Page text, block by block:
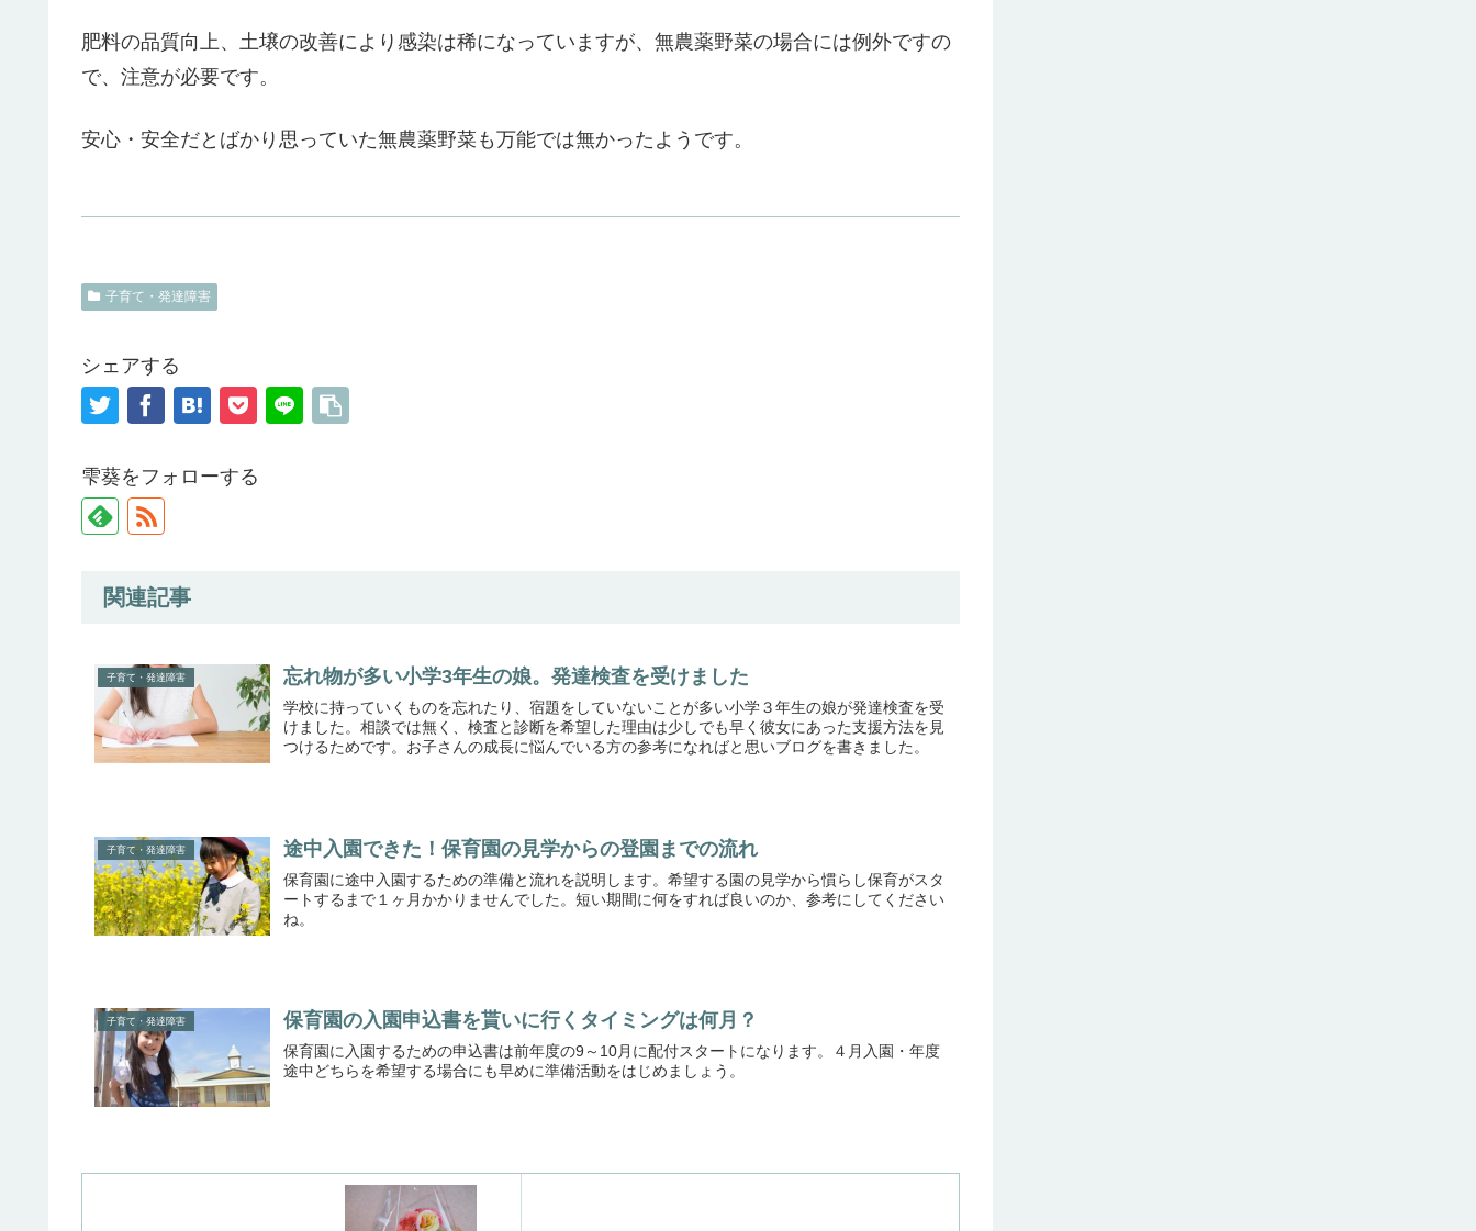
肥料の品質向上、土壌の改善により感染は稀になっていますが、無農薬野菜の場合には例外ですの
で、注意が必要です。
安心・安全だとばかり思っていた無農薬野菜も万能では無かったようです。
子育て・発達障害
シェアする
雫葵をフォローする
関連記事
子育て・発達障害 忘れ物が多い小学3年生の娘。発達検査を受けました
学校に持っていくものを忘れたり、宿題をしていないことが多い小学３年生の娘が発達検査を受
けました。相談では無く、検査と診断を希望した理由は少しでも早く彼女にあった支援方法を見
つけるためです。お子さんの成長に悩んでいる方の参考になればと思いブログを書きました。
子育て・発達障害 途中入園できた！保育園の見学からの登園までの流れ
保育園に途中入園するための準備と流れを説明します。希望する園の見学から慣らし保育がスタ
ートするまで１ヶ月かかりませんでした。短い期間に何をすれば良いのか、参考にしてください
ね。
子育て・発達障害 保育園の入園申込書を貰いに行くタイミングは何月？
保育園に入園するための申込書は前年度の9～10月に配付スタートになります。４月入園・年度
途中どちらを希望する場合にも早めに準備活動をはじめましょう。